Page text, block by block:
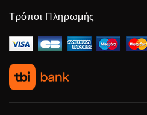
Τρόποι Πληρωμής